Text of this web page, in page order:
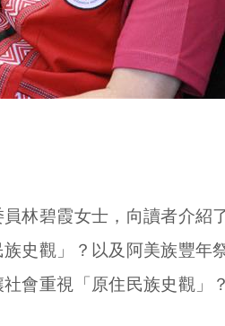
碧霞女士，向讀者介紹
史觀」？以及阿美族豐年
會重視「原住民族史觀」